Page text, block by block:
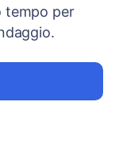
tempo per